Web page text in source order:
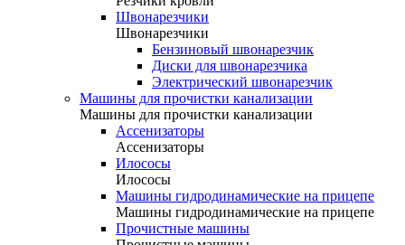
Швонарезчики
Швонарезчики
Бензиновый швонарезчик
Диски для швонарезчика
Электрический швонарезчик
Машины для прочистки канализации
Машины для прочистки канализации
Ассенизаторы
Ассенизаторы
Илососы
Илососы
Машины гидродинамические на прицепе
Машины гидродинамические на прицепе
Прочистные машины